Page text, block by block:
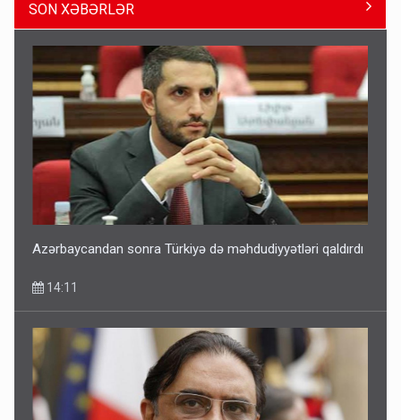
Pakistan prezidentindən Azərbaycanla bağlı açıqlama
13:58
SON XƏBƏRLƏR
Azərbaycandan sonra Türkiyə də məhdudiyyətləri qaldırdı
14:11